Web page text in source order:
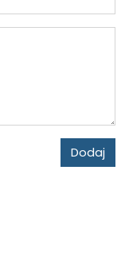
Dodaj